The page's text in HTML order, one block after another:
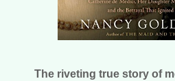
The riveting true story of